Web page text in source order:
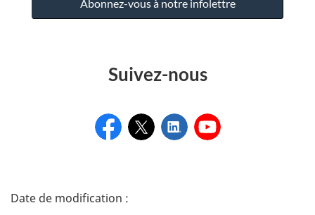
Abonnez-vous à notre infolettre
Suivez-nous
D